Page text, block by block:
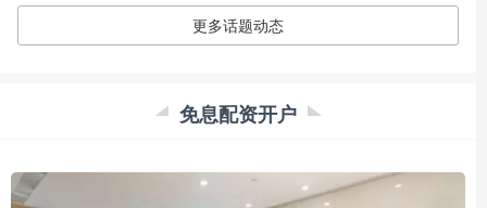
更多话题动态
免息配资开户